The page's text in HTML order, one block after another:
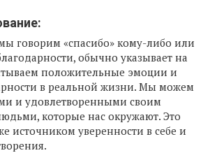
говорим «спасибо» кому-либо или
обычно указывает на
положительные эмоции и
в реальной жизни. Мы можем
и удовлетворенными своим
которые нас окружают. Это
источником уверенности в себе и